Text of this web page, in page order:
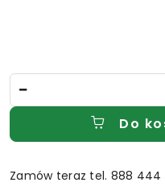
Do
Zamów teraz tel. 888 444